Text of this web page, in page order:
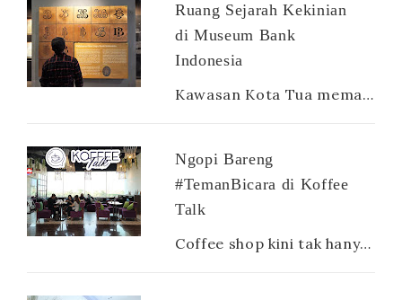
Ruang Sejarah Kekinian
di Museum Bank
Indonesia
Kawasan Kota Tua memang terdapat banyak sekali museum. Ada museum Mandiri, museum Bank Indonesia, museum Fatahillah yang iconic, museum way...
Ngopi Bareng
#TemanBicara di Koffee
Talk
Coffee shop kini tak hanya diburu oleh para penikmat kopi, tapi juga dicari oleh semua kalangan dari mahasiswa, karyawan hingga ibu rumah ...